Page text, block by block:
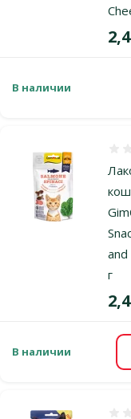
В наличии
and
г
В наличии